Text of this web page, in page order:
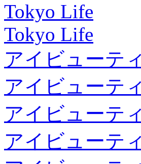
Tokyo Life
Tokyo Life
アイビューテ
アイビューテ
アイビューテ
アイビューテ